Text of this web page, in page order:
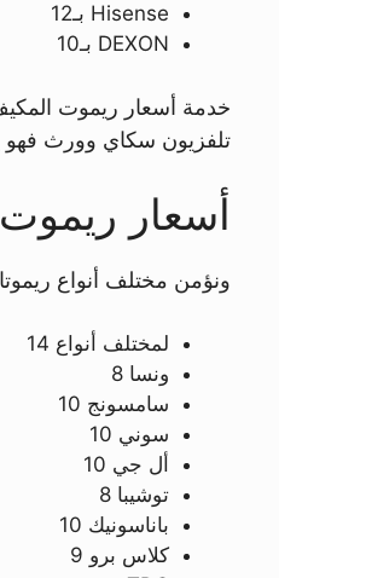
Hisense بـ12
DEXON بـ10
خدمة أسعار ريموت
تلفزيون سكاي وورث فهو
أسعار
ونؤمن مختلف أنواع
لمختلف أنواع 14
ونسا 8
سامسونج 10
سوني 10
أل جي 10
توشيبا 8
باناسونيك 10
كلاس برو 9